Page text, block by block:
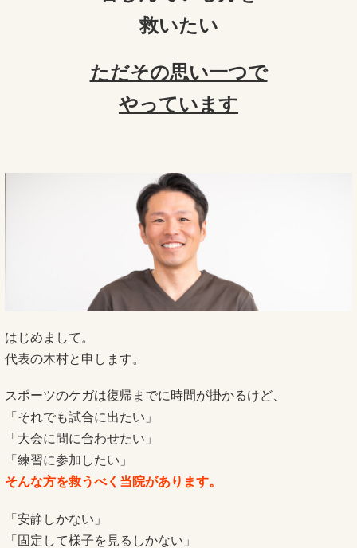
救いたい
ただその思い一つで
やっています
はじめまして。
代表の木村と申します。
スポーツのケガは復帰までに時間が掛かるけど、
「それでも試合に出たい」
「大会に間に合わせたい」
「練習に参加したい」
そんな方を救うべく当院があります。
「安静しかない」
「固定して様子を見るしかない」